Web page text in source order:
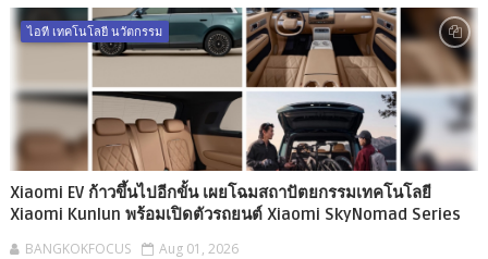
ไอที เทคโนโลยี นวัตกรรม
Xiaomi EV ก้าวขึ้นไปอีกขั้น เผยโฉมสถาปัตยกรรมเทคโนโลยี
Xiaomi Kunlun พร้อมเปิดตัวรถยนต์ Xiaomi SkyNomad Series
BANGKOKFOCUS Aug 01, 2026